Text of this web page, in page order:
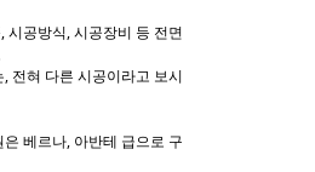
시공방식, 시공장비 등 전면
전혀 다른 시공이라고 보시
베르나, 아반테 급으로 구